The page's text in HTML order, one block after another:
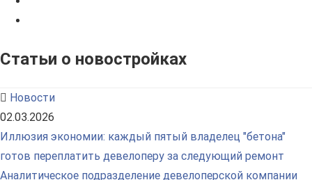
Статьи о новостройках
Новости
02.03.2026
Иллюзия экономии: каждый пятый владелец "бетона"
готов переплатить девелоперу за следующий ремонт
Аналитическое подразделение девелоперской компании